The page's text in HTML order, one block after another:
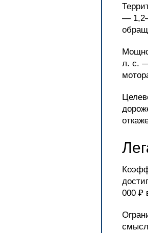
—
л. с.
000 ₽